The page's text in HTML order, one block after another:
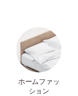
ホームファッ
ション